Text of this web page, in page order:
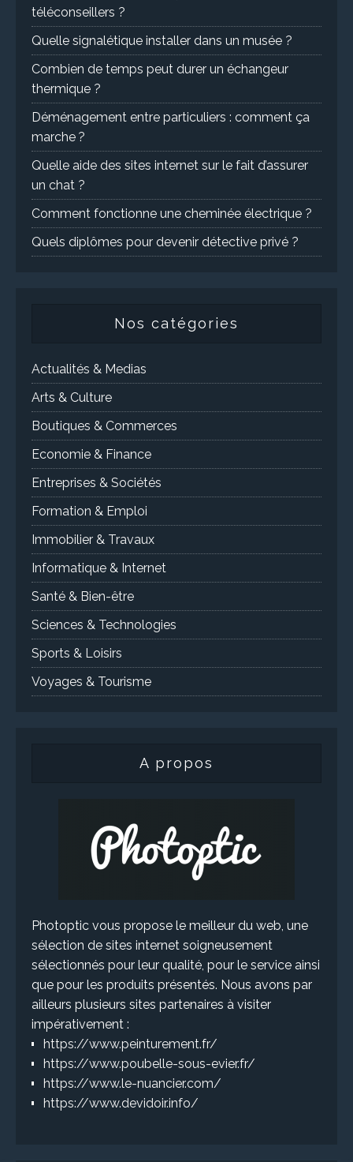
téléconseillers ?
Quelle signalétique installer dans un musée ?
Combien de temps peut durer un échangeur
thermique ?
Déménagement entre particuliers : comment ça
marche ?
Quelle aide des sites internet sur le fait d’assurer
un chat ?
Comment fonctionne une cheminée électrique ?
Quels diplômes pour devenir détective privé ?
Nos catégories
Actualités & Medias
Arts & Culture
Boutiques & Commerces
Economie & Finance
Entreprises & Sociétés
Formation & Emploi
Immobilier & Travaux
Informatique & Internet
Santé & Bien-être
Sciences & Technologies
Sports & Loisirs
Voyages & Tourisme
A propos
Photoptic vous propose le meilleur du web, une
sélection de sites internet soigneusement
sélectionnés pour leur qualité, pour le service ainsi
que pour les produits présentés. Nous avons par
ailleurs plusieurs sites partenaires à visiter
impérativement :
https://www.peinturement.fr/
https://www.poubelle-sous-evier.fr/
https://www.le-nuancier.com/
https://www.devidoir.info/